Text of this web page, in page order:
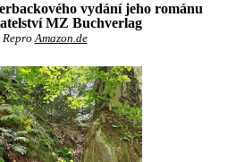
vydání jeho románu
MZ Buchverlag
ReproAmazon.de